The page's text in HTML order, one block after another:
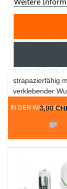
Elastischer
strapazierfähig
verklebender
IN DEN 3,90